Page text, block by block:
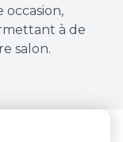
à de
salon.